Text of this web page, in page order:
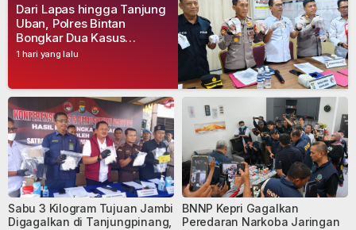
1 hari yang lalu
Dari Lapas hingga Tanjung
Uban, Polres Bintan
Bongkar Dua Kasus
Narkoba, Empat Tersangka
Sabu 3 Kilogram Tujuan Jambi
Digagalkan di Tanjungpinang,
BNNP Kepri Gagalkan
Peredaran Narkoba Jaringan